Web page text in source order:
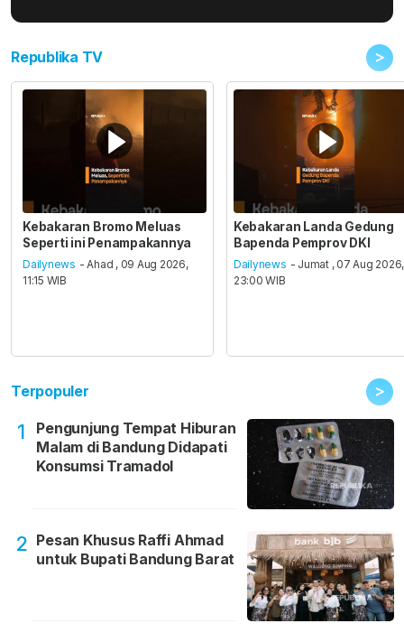
Republika TV >
Kebakaran Bromo Meluas
Seperti ini Penampakannya
Dailynews - Ahad , 09 Aug 2026,
11:15 WIB
Kebakaran Landa Gedung
Bapenda Pemprov DKI
Dailynews - Jumat , 07 Aug 2026,
23:00 WIB
Terpopuler >
1
Pengunjung Tempat Hiburan
Malam di Bandung Didapati
Konsumsi Tramadol
2 Pesan Khusus Raffi Ahmad
untuk Bupati Bandung Barat